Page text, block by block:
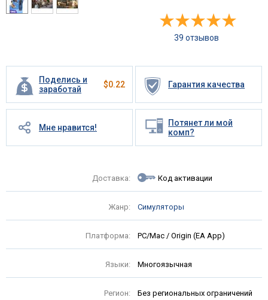
Поделись и
заработай
$0.22 Гарантия качества
Мне нравится!
Потянет ли мой
комп?
Доставка: Код активации
Жанр: Симуляторы
Платформа: PC/Mac / Origin (EA App)
Языки: Многоязычная
Регион: Без региональных ограничений
39 отзывов